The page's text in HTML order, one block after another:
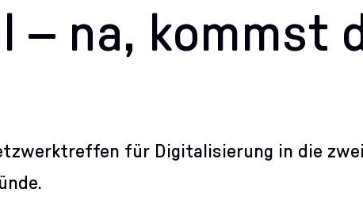
– na, kommst
für Digitalisierung in die